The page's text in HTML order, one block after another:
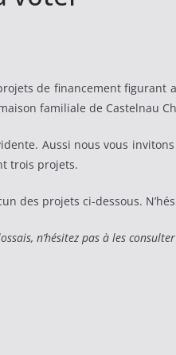
de financement
familiale de Castelnau
Aussi nous vous
trois projets.
des projets ci-dessous.
n’hésitez pas à les